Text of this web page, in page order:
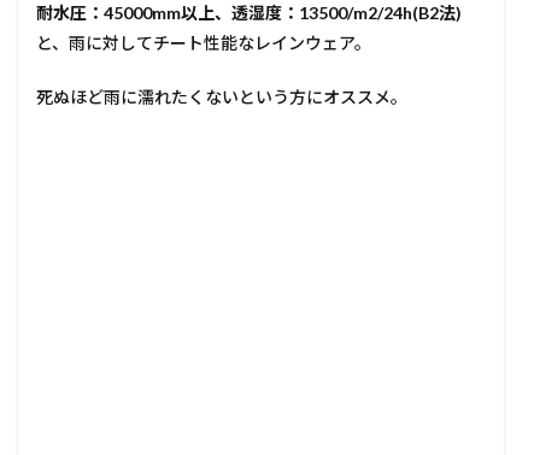
耐水圧：45000mm以上、透湿度：13500/m2/24h(B2法)
と、雨に対してチート性能なレインウェア。
死ぬほど雨に濡れたくないという方にオススメ。